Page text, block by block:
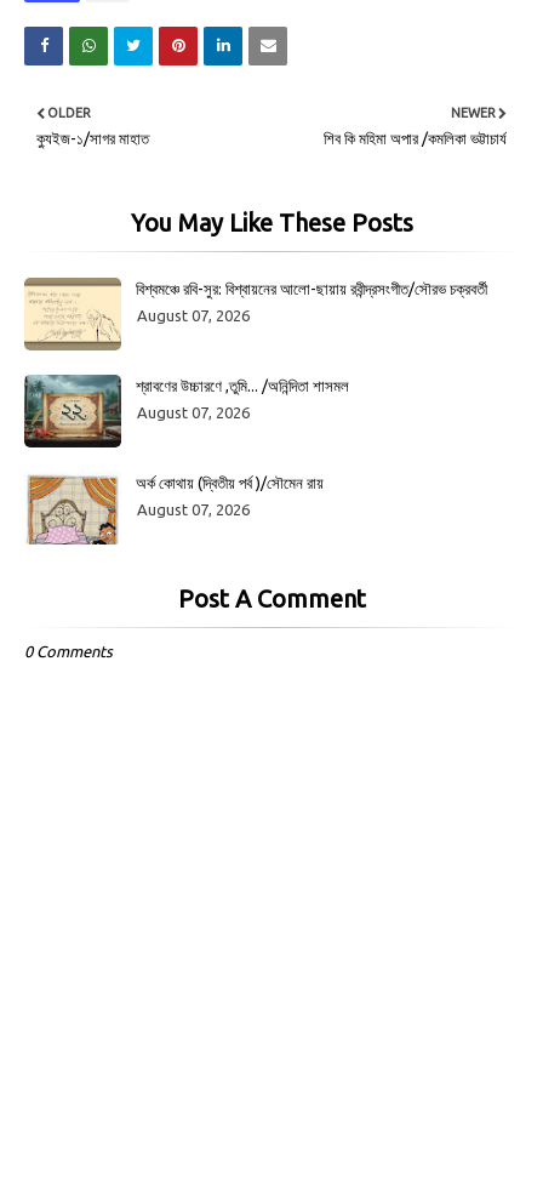
NEWER
শিব কি মহিমা অপার /কমলিকা ভট্টাচার্য
OLDER
ক্যুইজ-১/সাগর মাহাত
You May Like These Posts
বিশ্বমঞ্চে রবি-সুর: বিশ্বায়নের আলো-ছায়ায় রবীন্দ্রসংগীত/সৌরভ চক্রবর্তী
August 07, 2026
শ্রাবণের উচ্চারণে ,তুমি... /অনিন্দিতা শাসমল
August 07, 2026
অর্ক কোথায় (দ্বিতীয় পর্ব )/সৌমেন রায়
August 07, 2026
Post A Comment
0 Comments